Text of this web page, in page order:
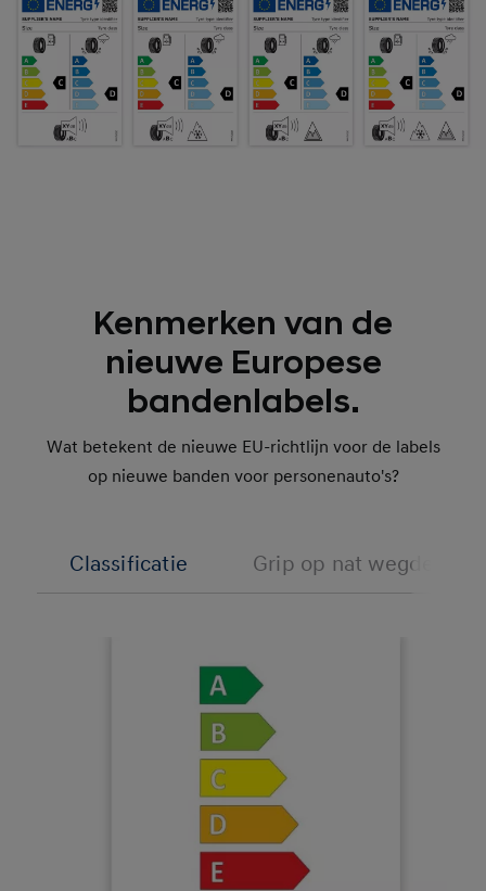
Kenmerken van de
nieuwe Europese
bandenlabels.
Wat betekent de nieuwe EU-richtlijn voor de labels
op nieuwe banden voor personenauto's?
Classificatie Grip op nat wegdek